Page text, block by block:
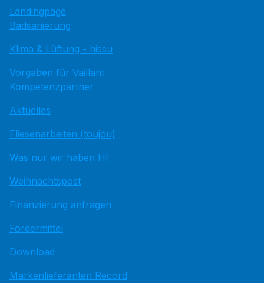
Landingpage
Badsanierung
Klima & Lüftung - hissu
Vorgaben für Vaillant
Kompetenzpartner
Aktuelles
Fliesenarbeiten (toujou)
Was nur wir haben HI
Weihnachtspost
Finanzierung anfragen
Fördermittel
Download
Markenlieferanten Record